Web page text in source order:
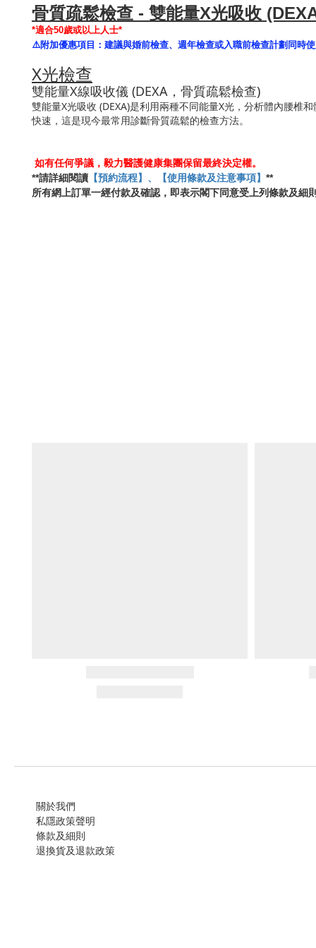
骨質疏鬆檢查 - 雙能量X光吸收
*適合50歲或以上人士*
⚠️附加優惠項目：建議與婚前檢查、週年檢查或入職前檢查計劃同時
X光檢查
雙能量X線吸收儀 (DEXA，骨質疏鬆檢查)
雙能量X光吸收 (DEXA)是利用兩種不同能量X光，分析體內腰椎
快速，這是現今最常用診斷骨質疏鬆的檢查方法。
如有任何爭議，毅力醫護健康集團保留最終決定權。
**請詳細閱讀 【預約流程】、【使用條款及注意事項】 **
所有網上訂單一經付款及確認，即表示閣下同意受上列條款及
關於我們
私隱政策聲明
條款及細則
退換貨及退款政策